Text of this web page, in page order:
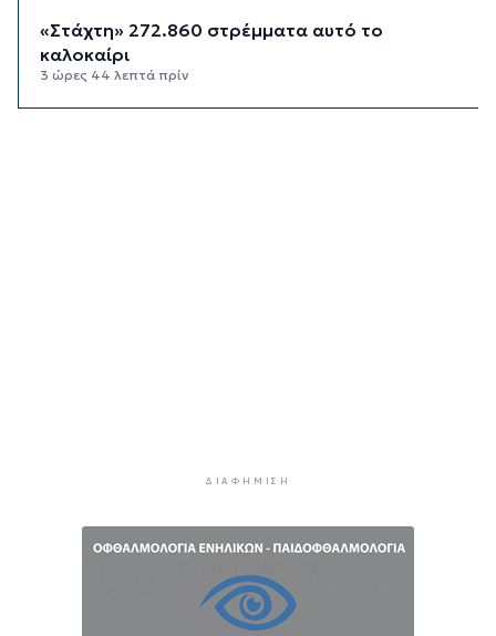
«Στάχτη» 272.860 στρέμματα αυτό το
καλοκαίρι
3 ώρες 44 λεπτά πρίν
Ο Διεθνής Μαραθώνιος Ρόδου και η TUI
συνεργασία έως το 2030
ΔΙΑΦΉΜΙΣΗ